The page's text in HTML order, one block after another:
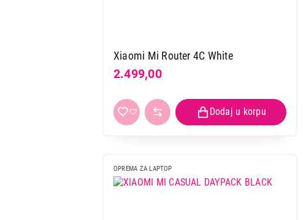
Xiaomi Mi Router 4C White
2.499,00
OPREMA ZA LAPTOP